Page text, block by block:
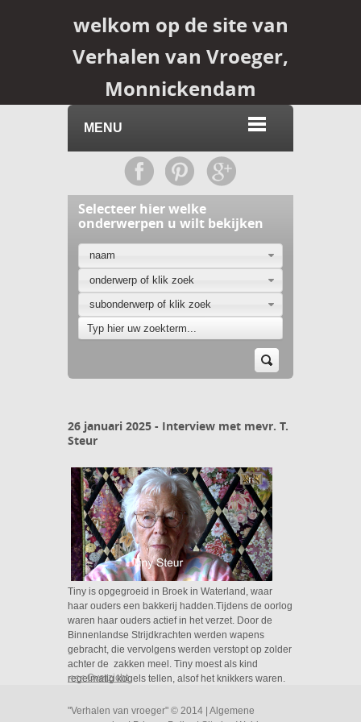
welkom op de site van
Verhalen van Vroeger,
Monnickendam
MENU
Selecteer hier welke
onderwerpen u wilt bekijken
naam
onderwerp of klik zoek
subonderwerp of klik zoek
26 januari 2025 - Interview met mevr. T.
Steur
Tiny is opgegroeid in Broek in Waterland, waar
haar ouders een bakkerij hadden.Tijdens de oorlog
waren haar ouders actief in het verzet. Door de
Binnenlandse Strijdkrachten werden wapens
gebracht, die vervolgens werden verstopt op zolder
achter de zakken meel. Tiny moest als kind
regelmatig kogels tellen, alsof het knikkers waren.
wonen, bij het bedrijf van haar schoonouders:
<<< Overzicht
"Verhalen van vroeger" © 2014 | Algemene